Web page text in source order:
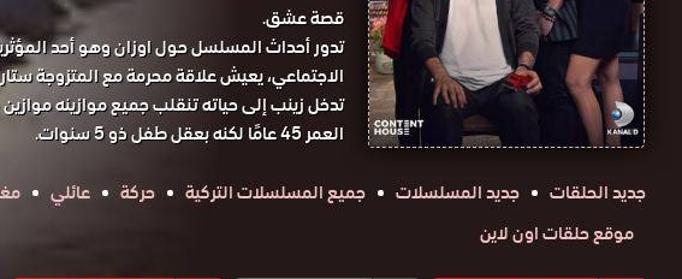
قصة عشق.
تدور أحداث المسلسل حول اوزان وهو أحد
الاجتماعي، يعيش علاقة محرمة مع المتزوجة
تدخل زينب إلى حياته تنقلب جميع موازينه
العمر 45 عامًا لكنه بعقل طفل ذو 5 سنوات.
جديد الحلقات
جديد المسلسلات جميع المسلسلات التركية حركة عائلي
موقع حلقات اون لاين